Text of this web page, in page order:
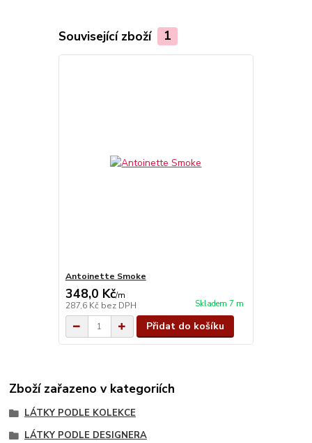
Související zboží 1
Antoinette Smoke
348,0 Kč/m
287,6 Kč bez DPH Skladem 7 m
Přidat do košíku
Zboží zařazeno v kategoriích
LÁTKY PODLE KOLEKCE
LÁTKY PODLE DESIGNERA